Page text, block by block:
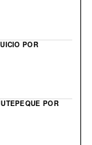
POR
POR